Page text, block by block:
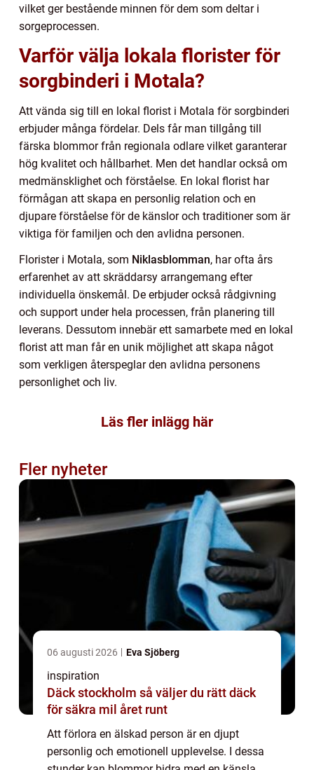
vilket ger bestående minnen för dem som deltar i
sorgeprocessen.
Varför välja lokala florister för
sorgbinderi i Motala?
Att vända sig till en lokal florist i Motala för sorgbinderi
erbjuder många fördelar. Dels får man tillgång till
färska blommor från regionala odlare vilket garanterar
hög kvalitet och hållbarhet. Men det handlar också om
medmänsklighet och förståelse. En lokal florist har
förmågan att skapa en personlig relation och en
djupare förståelse för de känslor och traditioner som är
viktiga för familjen och den avlidna personen.
Florister i Motala, som Niklasblomman, har ofta års
erfarenhet av att skräddarsy arrangemang efter
individuella önskemål. De erbjuder också rådgivning
och support under hela processen, från planering till
leverans. Dessutom innebär ett samarbete med en lokal
florist att man får en unik möjlighet att skapa något
som verkligen återspeglar den avlidna personens
personlighet och liv.
Läs fler inlägg här
Fler nyheter
06 augusti 2026 Eva Sjöberg
inspiration
Däck stockholm så väljer du rätt däck
för säkra mil året runt
Att förlora en älskad person är en djupt
personlig och emotionell upplevelse. I dessa